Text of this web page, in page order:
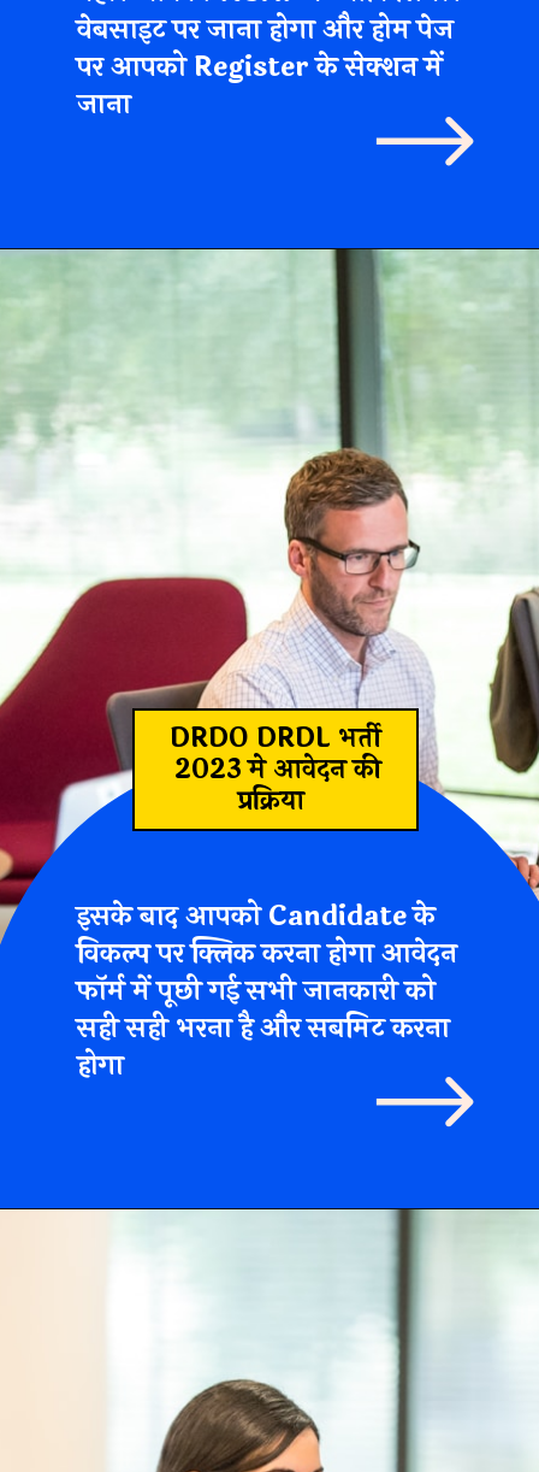
वेबसाइट पर जाना होगा और होम पेज
पर आपको Register के सेक्शन में
जाना
DRDO DRDL भर्ती
2023 मे आवेदन की
प्रक्रिया
इसके बाद आपको Candidate के
विकल्प पर क्लिक करना होगा आवेदन
फॉर्म में पूछी गई सभी जानकारी को
सही सही भरना है और सबमिट करना
होगा